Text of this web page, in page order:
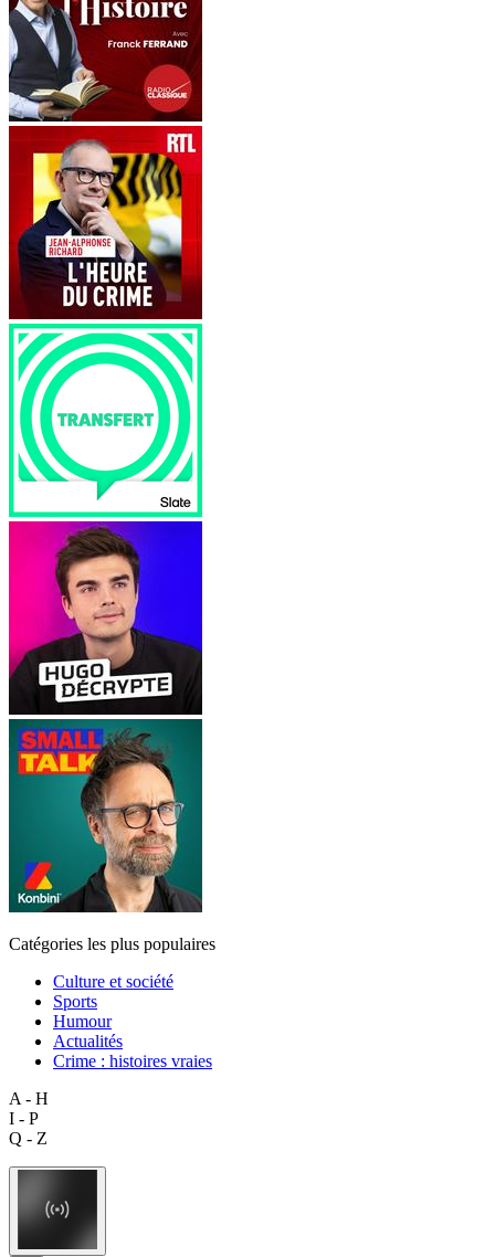
Catégories les plus populaires
Culture et société
Sports
Humour
Actualités
Crime : histoires vraies
A - H
I - P
Q - Z